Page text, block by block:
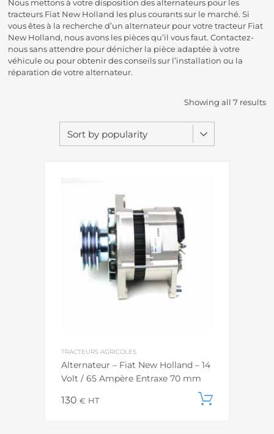
Nous mettons à votre disposition des alternateurs pour les
tracteurs Fiat New Holland les plus courants sur le marché. Si
vous êtes à la recherche d’un alternateur pour votre tracteur Fiat
New Holland, nous avons les pièces qu’il vous faut. Contactez-
nous sans attendre pour dénicher la pièce adaptée à votre
véhicule ou pour obtenir des conseils sur l’installation ou la
réparation de votre alternateur.
Showing all 7 results
TRACTEURS AGRICOLES
Alternateur – Fiat New Holland – 14
Volt / 65 Ampère Entraxe 70 mm
130 € HT